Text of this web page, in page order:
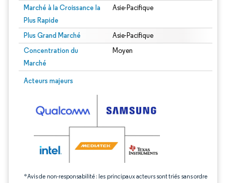
Marché à la Croissance la
Plus Rapide
Asie-Pacifique
Plus Grand Marché Asie-Pacifique
Concentration du
Marché
Moyen
Acteurs majeurs
*Avis de non-responsabilité : les principaux acteurs sont triés sans ordre
Image © Mordor Intelligence. La réutilisation nécessite une attribution sous CC